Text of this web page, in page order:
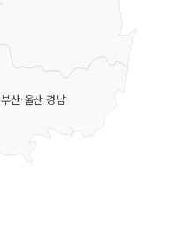
부산·울산·경남